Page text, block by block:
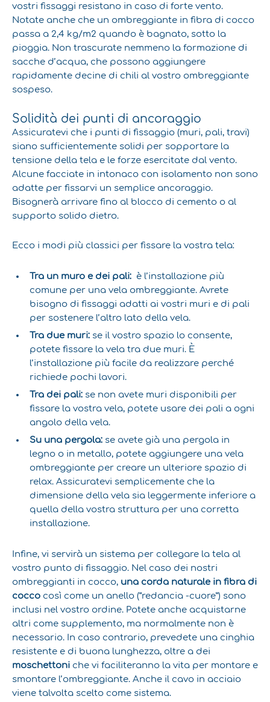
vostri fissaggi resistano in caso di forte vento.
Notate anche che un ombreggiante in fibra di cocco
passa a 2,4 kg/m2 quando è bagnato, sotto la
pioggia. Non trascurate nemmeno la formazione di
sacche d’acqua, che possono aggiungere
rapidamente decine di chili al vostro ombreggiante
sospeso.
Solidità dei punti di ancoraggio
Assicuratevi che i punti di fissaggio (muri, pali, travi)
siano sufficientemente solidi per sopportare la
tensione della tela e le forze esercitate dal vento.
Alcune facciate in intonaco con isolamento non sono
adatte per fissarvi un semplice ancoraggio.
Bisognerà arrivare fino al blocco di cemento o al
supporto solido dietro.
Ecco i modi più classici per fissare la vostra tela:
Tra un muro e dei pali: è l’installazione più
comune per una vela ombreggiante. Avrete
bisogno di fissaggi adatti ai vostri muri e di pali
per sostenere l’altro lato della vela.
Tra due muri: se il vostro spazio lo consente,
potete fissare la vela tra due muri. È
l’installazione più facile da realizzare perché
richiede pochi lavori.
Tra dei pali: se non avete muri disponibili per
fissare la vostra vela, potete usare dei pali a ogni
angolo della vela.
Su una pergola: se avete già una pergola in
legno o in metallo, potete aggiungere una vela
ombreggiante per creare un ulteriore spazio di
relax. Assicuratevi semplicemente che la
dimensione della vela sia leggermente inferiore a
quella della vostra struttura per una corretta
installazione.
Infine, vi servirà un sistema per collegare la tela al
vostro punto di fissaggio. Nel caso dei nostri
ombreggianti in cocco, una corda naturale in fibra di
cocco così come un anello (“redancia -cuore”) sono
inclusi nel vostro ordine. Potete anche acquistarne
altri come supplemento, ma normalmente non è
necessario. In caso contrario, prevedete una cinghia
resistente e di buona lunghezza, oltre a dei
moschettoni che vi faciliteranno la vita per montare e
smontare l’ombreggiante. Anche il cavo in acciaio
viene talvolta scelto come sistema.